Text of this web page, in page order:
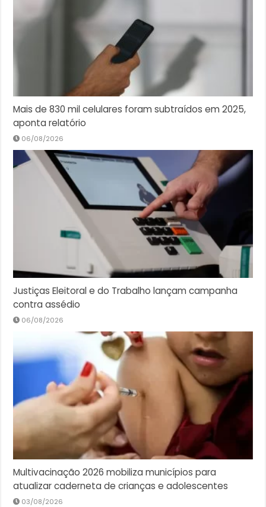
Mais de 830 mil celulares foram subtraídos em 2025,
aponta relatório
06/08/2026
Justiças Eleitoral e do Trabalho lançam campanha
contra assédio
06/08/2026
Multivacinação 2026 mobiliza municípios para
atualizar caderneta de crianças e adolescentes
03/08/2026